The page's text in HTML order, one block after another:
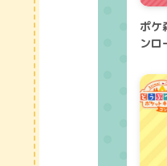
ポケ
ンロ